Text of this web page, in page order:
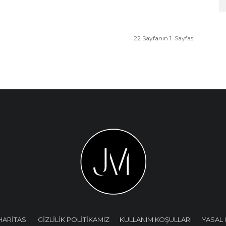
22 Sayfanın 1. Sayfası
GİZLİLİK POLİTİKAMIZ KULLANIM KOŞULLARI YASAL